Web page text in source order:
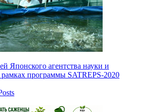
Японского агентства науки и
программы SATREPS-2020